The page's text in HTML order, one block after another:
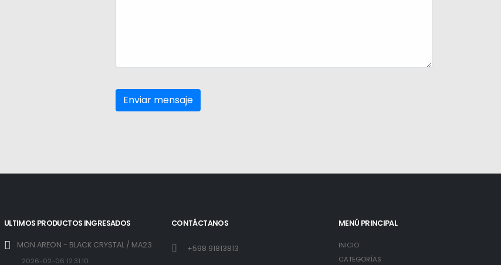
ULTIMOS PRODUCTOS INGRESADOS
MON AREON - BLACK CRYSTAL / MA23
2026-02-06 12:31:10
CONTÁCTANOS
+598 91813813
MENÚ PRINCIPAL
INICIO
CATEGORÍAS